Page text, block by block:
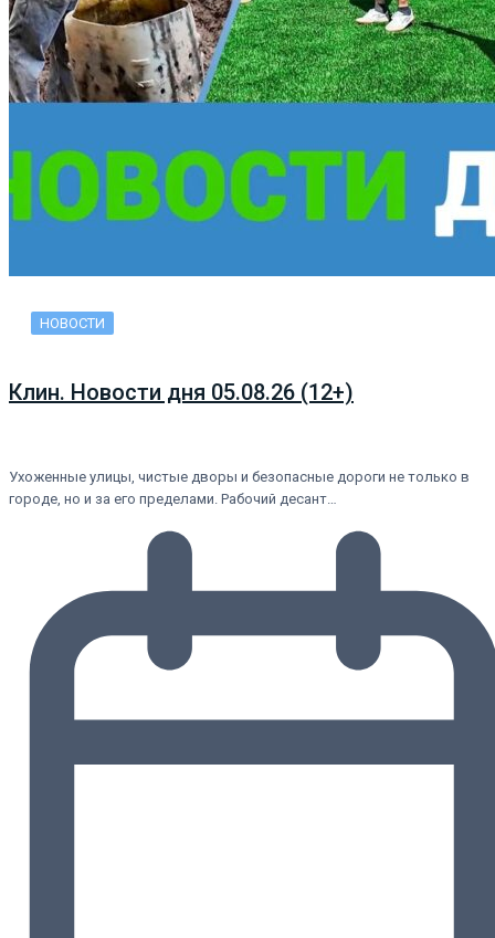
НОВОСТИ
Клин. Новости дня 05.08.26 (12+)
Ухоженные улицы, чистые дворы и безопасные дороги не только в
городе, но и за его пределами. Рабочий десант…